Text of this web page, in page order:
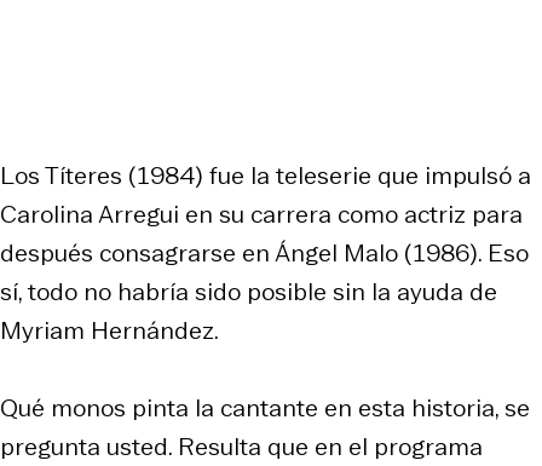
Los Títeres (1984) fue la teleserie que impulsó a
Carolina Arregui en su carrera como actriz para
después consagrarse en Ángel Malo (1986). Eso
sí, todo no habría sido posible sin la ayuda de
Myriam Hernández.
Qué monos pinta la cantante en esta historia, se
pregunta usted. Resulta que en el programa